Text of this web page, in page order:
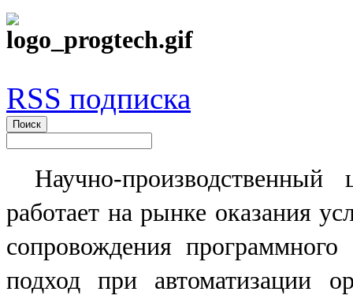
RSS подписка
Научно-
работает на рынке оказания
сопровождения
подход при автоматизации